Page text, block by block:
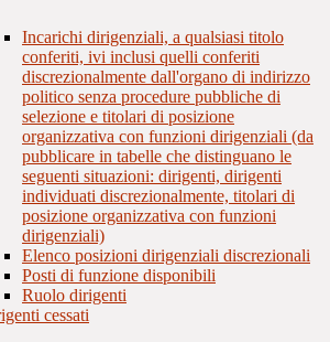
Incarichi dirigenziali, a qualsiasi titolo
conferiti, ivi inclusi quelli conferiti
discrezionalmente dall'organo di indirizzo
politico senza procedure pubbliche di
selezione e titolari di posizione
organizzativa con funzioni dirigenziali (da
pubblicare in tabelle che distinguano le
seguenti situazioni: dirigenti, dirigenti
individuati discrezionalmente, titolari di
posizione organizzativa con funzioni
dirigenziali)
Elenco posizioni dirigenziali discrezionali
Posti di funzione disponibili
Ruolo dirigenti
cessati